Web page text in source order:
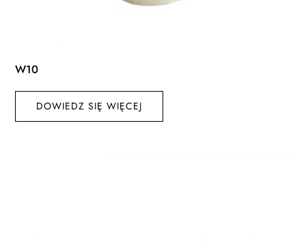
W10
DOWIEDZ SIĘ WIĘCEJ